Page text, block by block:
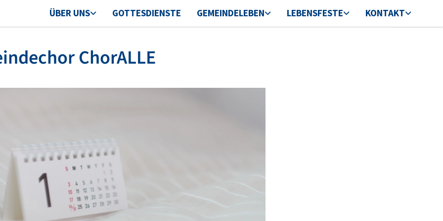
ÜBER UNS GOTTESDIENSTE GEMEINDELEBEN LEBENSFESTE KONTAKT
ChorALLE